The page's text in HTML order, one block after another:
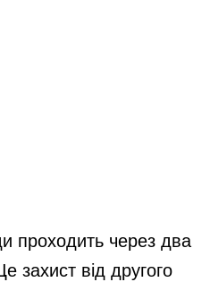
проходить через два
захист від другого